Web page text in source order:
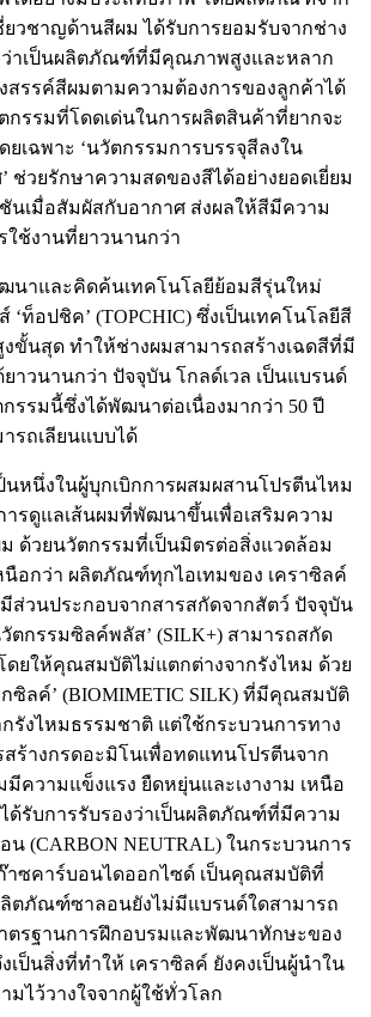
ยวชาญด้านสีผม ได้รับการยอมรับจากช่าง
าเป็นผลิตภัณฑ์ที่มีคุณภาพสูงและหลาก
สรรค์สีผมตามความต้องการของลูกค้าได้
กรรมที่โดดเด่นในการผลิตสินค้าที่ยากจะ
ยเฉพาะ ‘นวัตกรรมการบรรจุสีลงใน
ช่วยรักษาความสดของสีได้อย่างยอดเยี่ยม
นเมื่อสัมผัสกับอากาศ ส่งผลให้สีมีความ
ช้งานที่ยาวนานกว่า
นาและคิดค้นเทคโนโลยีย้อมสีรุ่นใหม่
‘ท็อปชิค’ (TOPCHIC) ซึ่งเป็นเทคโนโลยีสี
ขั้นสุด ทำให้ช่างผมสามารถสร้างเฉดสีที่มี
าวนานกว่า ปัจจุบัน โกลด์เวล เป็นแบรนด์
รรมนี้ซึ่งได้พัฒนาต่อเนื่องมากว่า 50 ปี
รถเลียนแบบได้
หนึ่งในผู้บุกเบิกการผสมผสานโปรตีนไหม
ารดูแลเส้นผมที่พัฒนาขึ้นเพื่อเสริมความ
ด้วยนวัตกรรมที่เป็นมิตรต่อสิ่งแวดล้อม
อกว่า ผลิตภัณฑ์ทุกไอเทมของ เคราซิลค์
มีส่วนประกอบจากสารสกัดจากสัตว์ ปัจจุบัน
ตกรรมซิลค์พลัส’ (SILK+) สามารถสกัด
ดยให้คุณสมบัติไม่แตกต่างจากรังไหม ด้วย
กซิลค์’ (BIOMIMETIC SILK) ที่มีคุณสมบัติ
รังไหมธรรมชาติ แต่ใช้กระบวนการทาง
ร้างกรดอะมิโนเพื่อทดแทนโปรตีนจาก
มีความแข็งแรง ยืดหยุ่นและเงางาม เหนือ
ด้รับการรับรองว่าเป็นผลิตภัณฑ์ที่มีความ
น (CARBON NEUTRAL) ในกระบวนการ
าซคาร์บอนไดออกไซด์ เป็นคุณสมบัติที่
ตภัณฑ์ซาลอนยังไม่มีแบรนด์ใดสามารถ
ตรฐานการฝึกอบรมและพัฒนาทักษะของ
เป็นสิ่งที่ทำให้ เคราซิลค์ ยังคงเป็นผู้นำใน
มไว้วางใจจากผู้ใช้ทั่วโลก